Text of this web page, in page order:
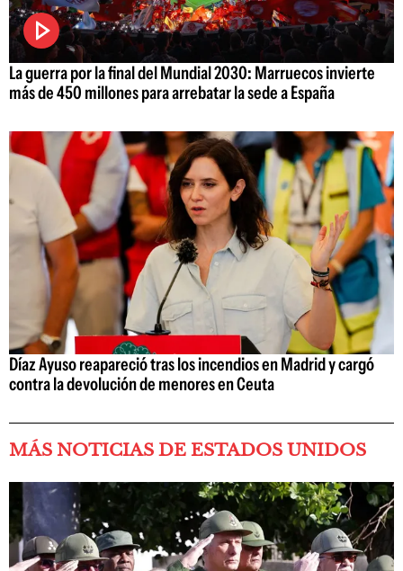
La guerra por la final del Mundial 2030: Marruecos invierte
más de 450 millones para arrebatar la sede a España
Díaz Ayuso reapareció tras los incendios en Madrid y cargó
contra la devolución de menores en Ceuta
MÁS NOTICIAS DE ESTADOS UNIDOS